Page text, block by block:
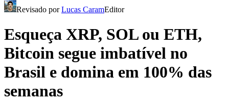
Revisado porLucas CaramEditor
Esqueça XRP, SOL ou ETH,
Bitcoin segue imbatível no
Brasil e domina em 100% das
semanas